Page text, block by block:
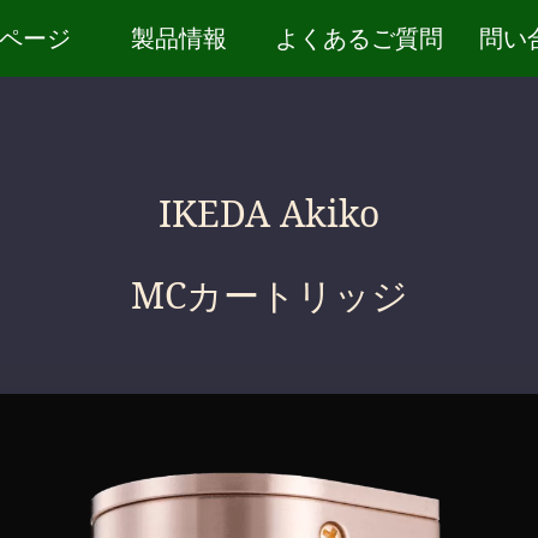
IKEDA Akiko
MCカートリッジ
ージ 製品情報 よくあるご質問 問い